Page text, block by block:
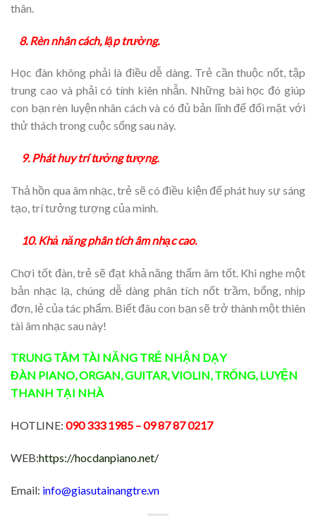
thân.
8. Rèn nhân cách, lập trường.
Học đàn không phải là điều dễ dàng. Trẻ cần thuộc nốt, tập
trung cao và phải có tính kiên nhẫn. Những bài học đó giúp
con bạn rèn luyện nhân cách và có đủ bản lĩnh để đối mặt với
thử thách trong cuộc sống sau này.
9. Phát huy trí tưởng tượng.
Thả hồn qua âm nhạc, trẻ sẽ có điều kiện để phát huy sự sáng
tạo, trí tưởng tượng của mình.
10. Khả năng phân tích âm nhạc cao.
Chơi tốt đàn, trẻ sẽ đạt khả năng thẩm âm tốt. Khi nghe một
bản nhạc lạ, chúng dễ dàng phân tích nốt trầm, bổng, nhịp
đơn, lẻ của tác phẩm. Biết đâu con bạn sẽ trở thành một thiên
tài âm nhạc sau này!
TRUNG TÂM TÀI NĂNG TRẺ NHẬN DẠY
ĐÀN PIANO,ORGAN,GUITAR,VIOLIN,TRỐNG,LUYỆN
THANH TẠI NHÀ
HOTLINE: 090 333 1985 – 09 87 87 0217
WEB:https://hocdanpiano.net/
Email: info@giasutainangtre.vn